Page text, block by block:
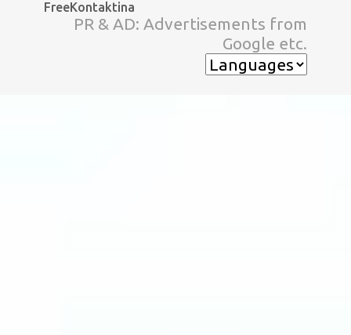
スキップしてメイン コンテンツに移動
FreeKontaktina
PR & AD: Advertisements from
Google etc.